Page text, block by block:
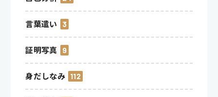
言葉遣い 3
証明写真 9
身だしなみ 112